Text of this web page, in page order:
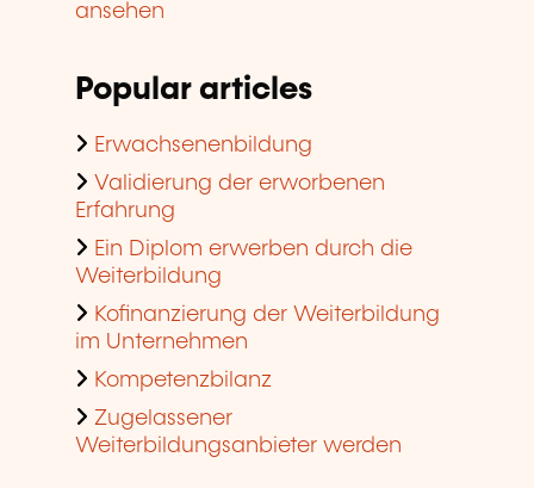
ansehen
Popular articles
Erwachsenenbildung
Validierung der erworbenen
Erfahrung
Ein Diplom erwerben durch die
Weiterbildung
Kofinanzierung der Weiterbildung
im Unternehmen
Kompetenzbilanz
Zugelassener
Weiterbildungsanbieter werden